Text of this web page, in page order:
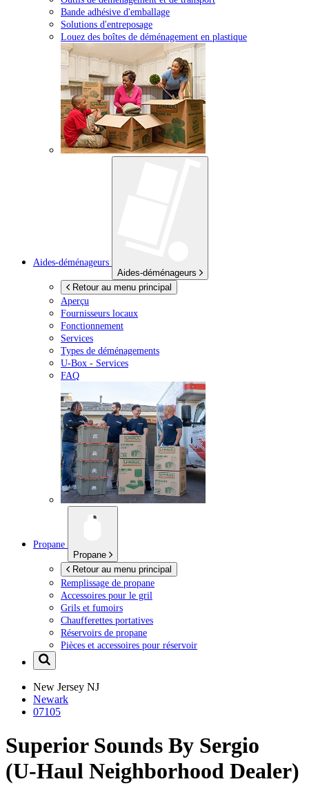
Bande adhésive d'emballage
Solutions d'entreposage
Louez des boîtes de déménagement en plastique
Aides-déménageurs
Aides-déménageurs
Retour au menu principal
Aperçu
Fournisseurs locaux
Fonctionnement
Services
Types de déménagements
U-Box - Services
FAQ
Propane
Propane
Retour au menu principal
Remplissage de propane
Accessoires pour le gril
Grils et fumoirs
Chaufferettes portatives
Réservoirs de propane
Pièces et accessoires pour réservoir
New Jersey NJ
Newark
07105
Superior Sounds By Sergio
(U-Haul Neighborhood Dealer)